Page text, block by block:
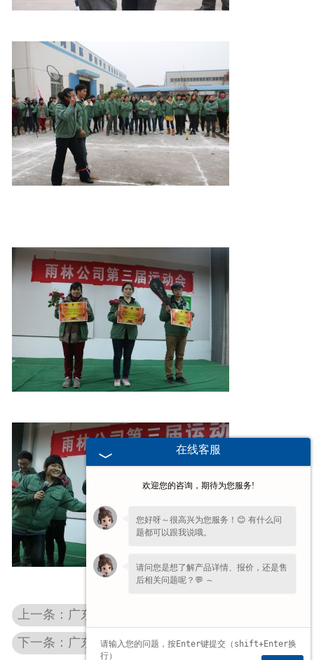
上一条：广东植物生物学玻片进行徒手切片的方法
下一条：广东教学挂图在进行指图的要领
在线客服
欢迎您的咨询，期待为您服务!
您好呀～很高兴为您服务！😊 有什么问
题都可以跟我说哦。
请问您是想了解产品详情、报价，还是售
后相关问题呢？💬 ～